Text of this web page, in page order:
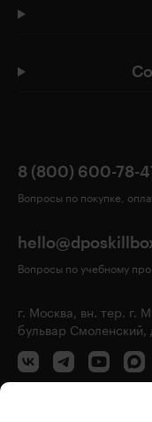
8 (800) 600-78-
Вопросы по покупке,
Вопросы по учебному
г. Москва, вн. тер. г.
бульвар